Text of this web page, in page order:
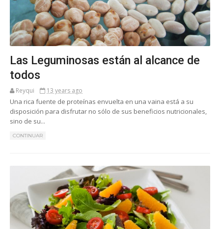
Las Leguminosas están al alcance de
todos
Reyqui 13 years ago
Una rica fuente de proteínas envuelta en una vaina está a su
disposición para disfrutar no sólo de sus beneficios nutricionales,
sino de su...
CONTINUAR